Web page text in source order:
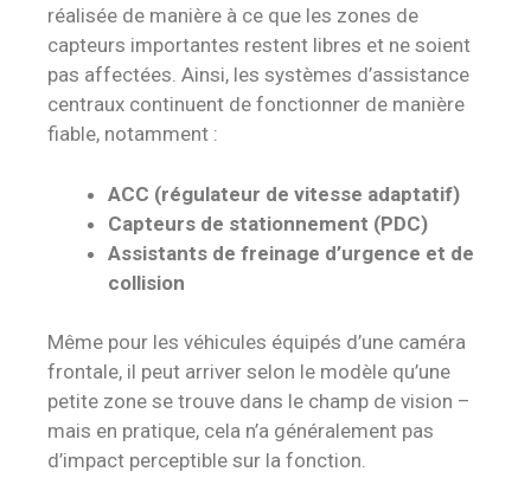
réalisée de manière à ce que les zones de
capteurs importantes restent libres et ne soient
pas affectées. Ainsi, les systèmes d’assistance
centraux continuent de fonctionner de manière
fiable, notamment :
ACC (régulateur de vitesse adaptatif)
Capteurs de stationnement (PDC)
Assistants de freinage d’urgence et de
collision
Même pour les véhicules équipés d’une caméra
frontale, il peut arriver selon le modèle qu’une
petite zone se trouve dans le champ de vision –
mais en pratique, cela n’a généralement pas
d’impact perceptible sur la fonction.